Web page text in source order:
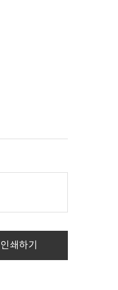
인쇄하기